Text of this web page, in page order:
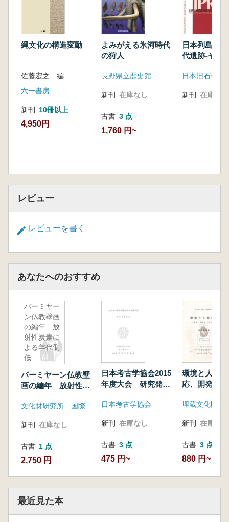
縄文化の構造変動
佐藤宏之 編
六一書房
新刊 10冊以上
4,950円
よみがえる氷河時代
の狩人
長野県立歴史館
新刊 在庫なし
古書 3 点
1,760 円~
日本列島の
代遺跡-その
日本旧石器学
新刊 在庫なし
レビュー
レビューを書く
あなたへのおすすめ
バーミヤー
ン仏教壁画
の編年 放
射性炭素に
よる年代側
低
バーミヤーン仏教壁
画の編年 放射性炭
新刊 在庫なし
古書 1 点
2,750 円
日本考古学協会2015
年度大会 研究発表
日本考古学協会
新刊 在庫なし
古書 3 点
475 円~
環境と人間
応、開発か
埋蔵文化財研
新刊 在庫なし
古書 3 点
880 円~
最近見た本